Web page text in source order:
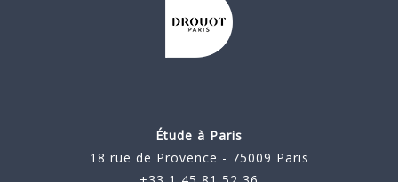
Étude à Paris
18 rue de Provence - 75009 Paris